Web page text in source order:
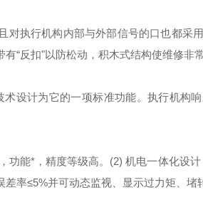
对执行机构内部与外部信号的口也都采
“反扣"以防松动，积木式结构使维修非常
设计为它的一项标准功能。执行机构
功能*，精度等级高。 (2) 机电一体化设计
率≤5%并可动态监视、显示过力矩、堵